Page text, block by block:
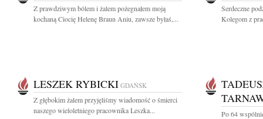
Z prawdziwym bólem i żalem pożegnałem moją
kochaną Ciocię Helenę Braun Aniu, zawsze byłaś,...
Serdeczne
Kolegom z
LESZEK RYBICKI GDAŃSK
Z głębokim żalem przyjęliśmy wiadomość o śmierci
naszego wieloletniego pracownika Leszka...
Po 64